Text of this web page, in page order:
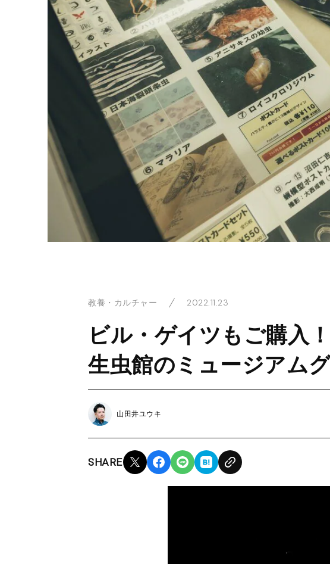
教養・カルチャー 2022.11.23
ビル・ゲイツもご購入
生虫館のミュージアム
山田井ユウキ
SHARE